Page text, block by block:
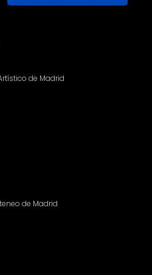
de Madrid
de Madrid